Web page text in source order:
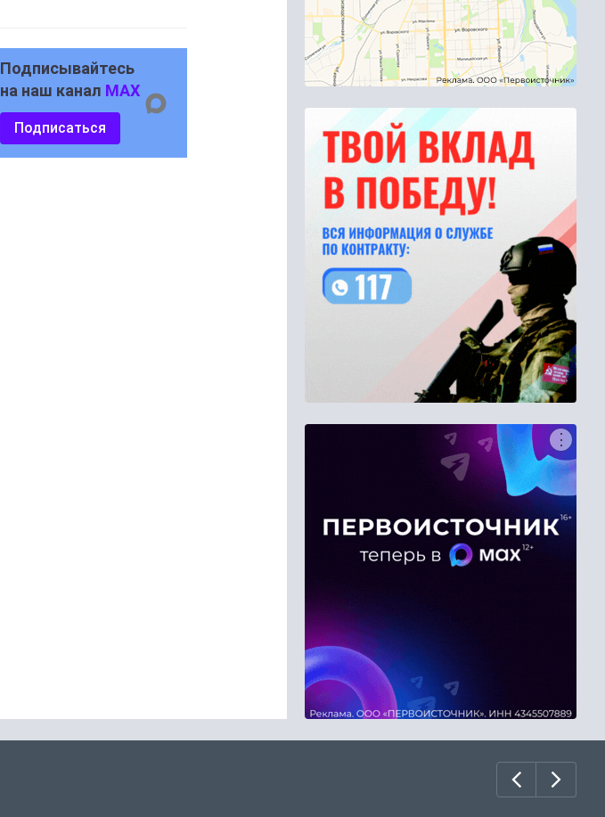
Подписывайтесь
на наш канал MAX
Подписаться